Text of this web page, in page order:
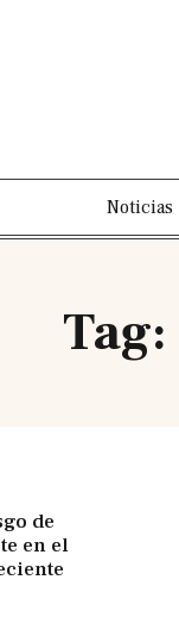
Noticias
de
en el